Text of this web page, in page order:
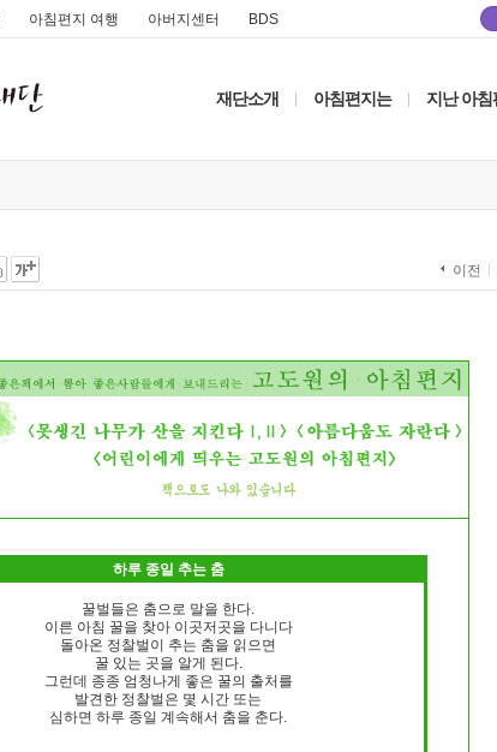
아침편지 여행 아버지센터 BDS
재단소개 아침편지는 지난 아침
이전
하루 종일 추는 춤
꿀벌들은 춤으로 말을 한다.
이른 아침 꿀을 찾아 이곳저곳을 다니다
돌아온 정찰벌이 추는 춤을 읽으면
꿀 있는 곳을 알게 된다.
그런데 종종 엄청나게 좋은 꿀의 출처를
발견한 정찰벌은 몇 시간 또는
심하면 하루 종일 계속해서 춤을 춘다.